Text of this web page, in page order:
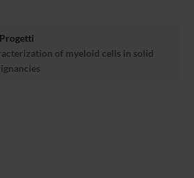
Progetti
of myeloid cells in solid